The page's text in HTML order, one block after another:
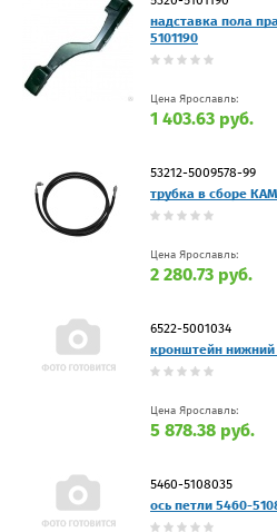
надставка пола
5101190
Цена Ярославль:
1 403.63 руб.
53212-5009578-99
трубка в сборе
Цена Ярославль:
2 280.73 руб.
6522-5001034
кронштейн нижний
Цена Ярославль:
5 878.38 руб.
5460-5108035
ось петли 5460-